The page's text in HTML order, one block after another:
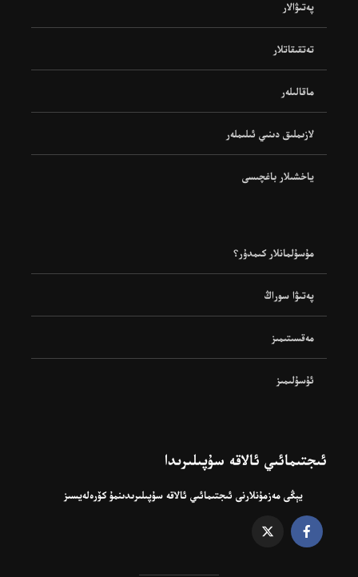
پەتىۋالار
تەتقىقاتلار
ماقالىلەر
لازىملىق دىنىي ئىلىملەر
ياخشىلار باغچىسى
مۇسۇلمانلار كىمدۇر؟
پەتىۋا سوراڭ
مەقسىتىمىز
ئۇسۇلىمىز
ئىجتىمائىي ئالاقە سۇپىلىرىدا
يېڭى مەزمۇنلارنى ئىجتىمائىي ئالاقە سۇپىلىرىدىنمۇ كۆرەلەيسىز